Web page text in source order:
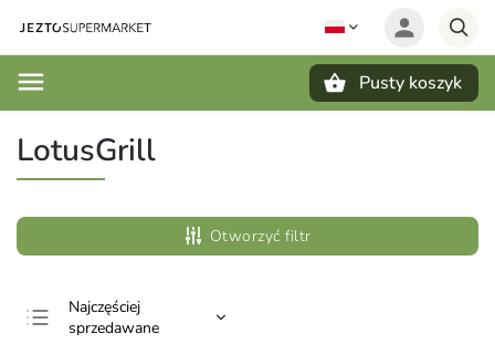
Pusty koszyk
LotusGrill
Otworzyć filtr
Najczęściej
sprzedawane